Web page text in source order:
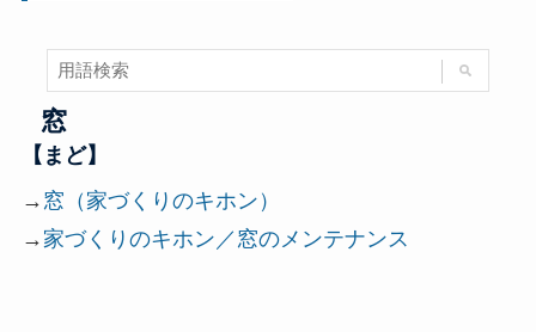
窓
【まど】
→ 窓（家づくりのキホン）
→ 家づくりのキホン／窓のメンテナンス